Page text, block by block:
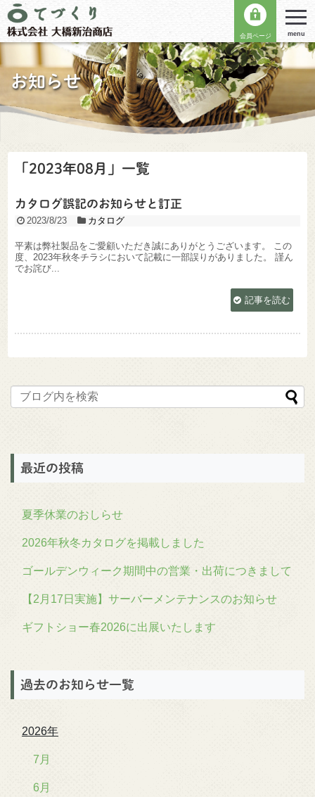
お知らせ
会員ページ menu
2023年08月 」 一覧
カタログ誤記のお知らせと訂正
2023/8/23 カタログ
平素は弊社製品をご愛顧いただき誠にありがとうございます。 この
度、2023年秋冬チラシにおいて記載に一部誤りがありました。 謹ん
でお詫び...
記事を読む
最近の投稿
夏季休業のおしらせ
2026年秋冬カタログを掲載しました
ゴールデンウィーク期間中の営業・出荷につきまして
【2月17日実施】サーバーメンテナンスのお知らせ
ギフトショー春2026に出展いたします
過去のお知らせ一覧
2026年
7月
6月